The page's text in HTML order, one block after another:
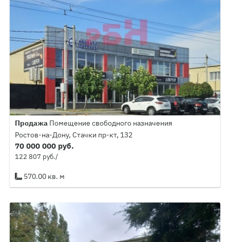
Продажа Помещение свободного назначения
Ростов-на-Дону, Стачки пр-кт, 132
70 000 000 руб.
122 807 руб./
570.00 кв. м